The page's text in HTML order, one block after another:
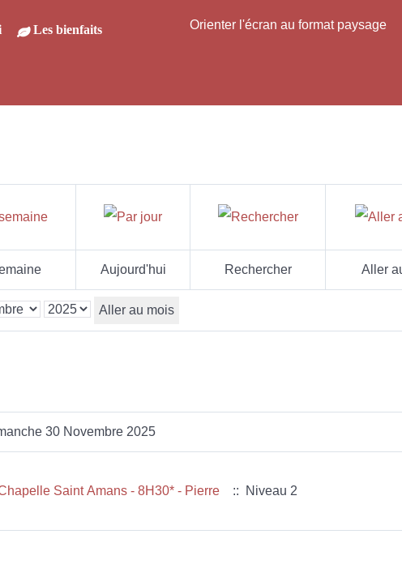
Les bienfaits Orienter l'écran au format paysage
Aujourd'hui Rechercher Aller
Aller au mois
30 Novembre 2025
Saint Amans - 8H30* - Pierre :: Niveau 2